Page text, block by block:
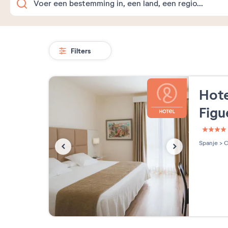
Filters
4
Spanje >